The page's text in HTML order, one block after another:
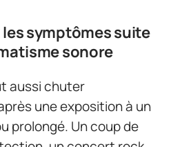
symptômes suite
sonore
aussi chuter
une exposition à un
prolongé. Un coup de